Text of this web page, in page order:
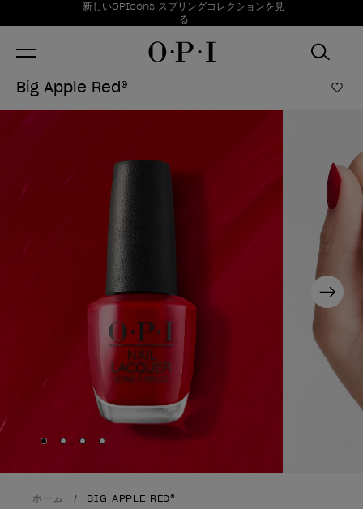
お得情報新しいOPIcons スプリングコレクションを見
る
Item 1 of 1
Big Apple Red® ほ
Next
Skip to slide
Skip to slide
Skip to slide
Skip to slide
ホーム BIG APPLE RED®